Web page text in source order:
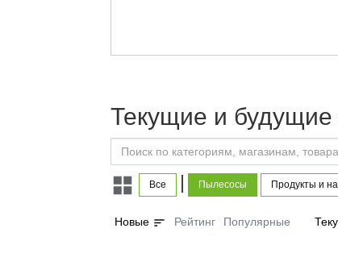
Текущие и
Все | Пылесосы Продукты и
Новые sort Рейтинг Популярные